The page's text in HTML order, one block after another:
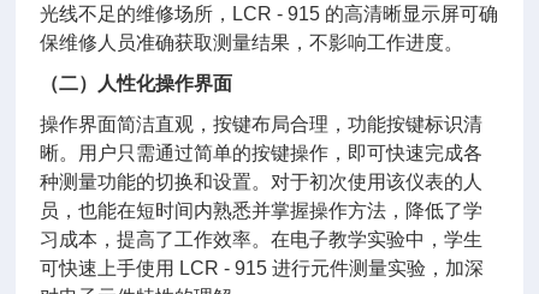
光线不足的维修场所，LCR - 915 的高清晰显示屏可确
保维修人员准确获取测量结果，不影响工作进度。
（二）人性化操作界面
操作界面简洁直观，按键布局合理，功能按键标识清
晰。用户只需通过简单的按键操作，即可快速完成各
种测量功能的切换和设置。对于初次使用该仪表的人
员，也能在短时间内熟悉并掌握操作方法，降低了学
习成本，提高了工作效率。在电子教学实验中，学生
可快速上手使用 LCR - 915 进行元件测量实验，加深